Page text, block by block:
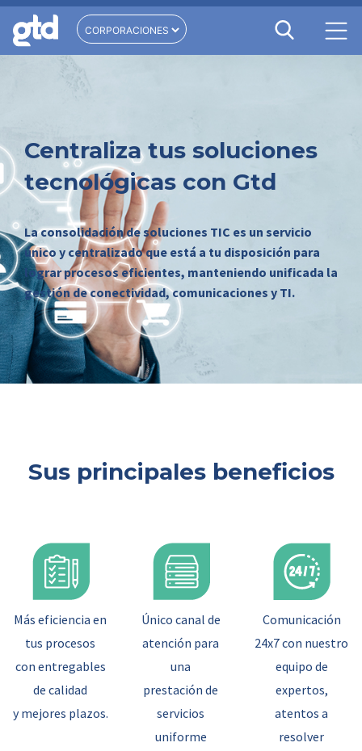
Centraliza tus soluciones
tecnológicas con Gtd
La consolidación de soluciones TIC es un servicio
único y centralizado que está a tu disposición para
lograr procesos eficientes, manteniendo unificada la
gestión de conectividad, comunicaciones y TI.
Sus principales beneficios
Más eficiencia en
tus procesos
con entregables
de calidad
y mejores plazos.
Único canal de
atención para
una
prestación de
servicios
uniforme
Comunicación
24x7 con nuestro
equipo de
expertos,
atentos a
resolver